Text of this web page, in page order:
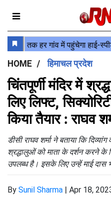
HOME हिमाचल प्रदेश
चिंतपूर्णी मंदिर में
लिए लिफ्ट,
किया तैयार : राघव
डीसी राघव शर्मा ने बताया कि
श्रद्धालुओं को माता के दर्शन करने के
उपलब्ध है। इसके लिए उन्हें माई दास
By Sunil Sharma | Apr 18,